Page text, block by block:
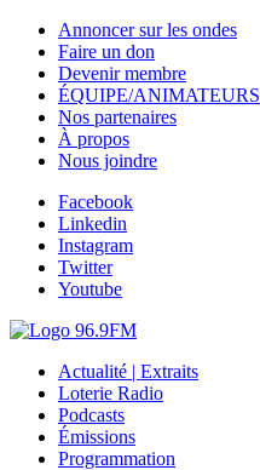
Annoncer sur les ondes
Faire un don
Devenir membre
ÉQUIPE/ANIMATEURS
Nos partenaires
À propos
Nous joindre
Facebook
Linkedin
Instagram
Twitter
Youtube
Actualité | Extraits
Loterie Radio
Podcasts
Émissions
Programmation